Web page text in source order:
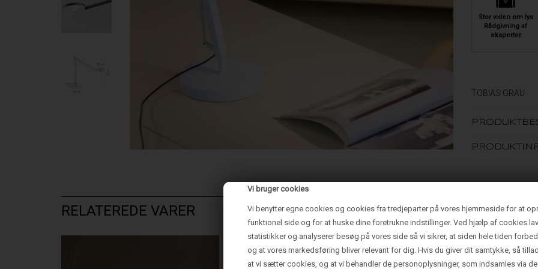
Vi bruger cookies
Vi benytter egne cookies og cookies fra tredjeparter på vores hjemmeside for at
funktionel side og for at huske dine foretrukne indstillinger. Ved hjælp af cookies
statistikker og analyserer besøg på vores side så vi sikrer, at siden hele tiden
og at vores markedsføring bliver relevant for dig. Hvis du giver dit samtykke, så
at vi sætter cookies, og at vi behandler de personoplysninger, som indsamles via de
Stor viden om lys
Rådgivning af
eksperter
TOBIAS GRAU
RELATEREDE VARER